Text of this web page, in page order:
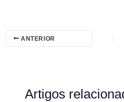
ANTERIOR
Artigos